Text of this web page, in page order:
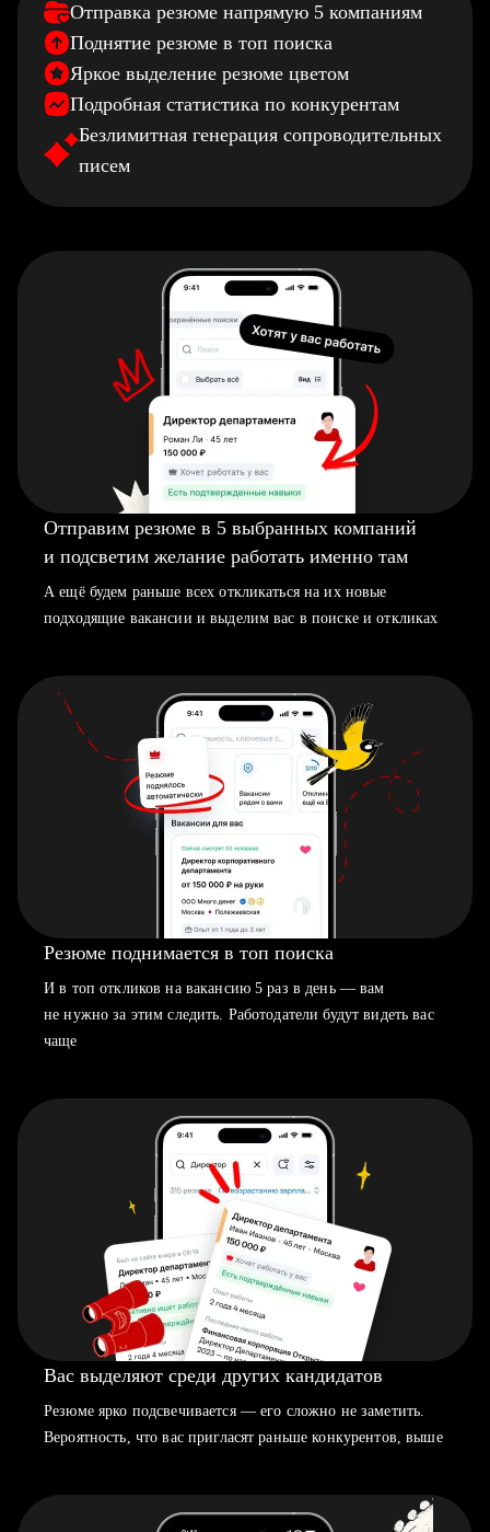
Отправка резюме напрямую 5 компаниям
Поднятие резюме в топ поиска
Яркое выделение резюме цветом
Подробная статистика по конкурентам
Безлимитная генерация сопроводительных
писем
Отправим резюме в 5 выбранных компаний
и подсветим желание работать именно там
А ещё будем раньше всех откликаться на их новые
подходящие вакансии и выделим вас в поиске и откликах
Резюме поднимается в топ поиска
И в топ откликов на вакансию 5 раз в день — вам
не нужно за этим следить. Работодатели будут видеть вас
чаще
Вас выделяют среди других кандидатов
Резюме ярко подсвечивается — его сложно не заметить.
Вероятность, что вас пригласят раньше конкурентов, выше